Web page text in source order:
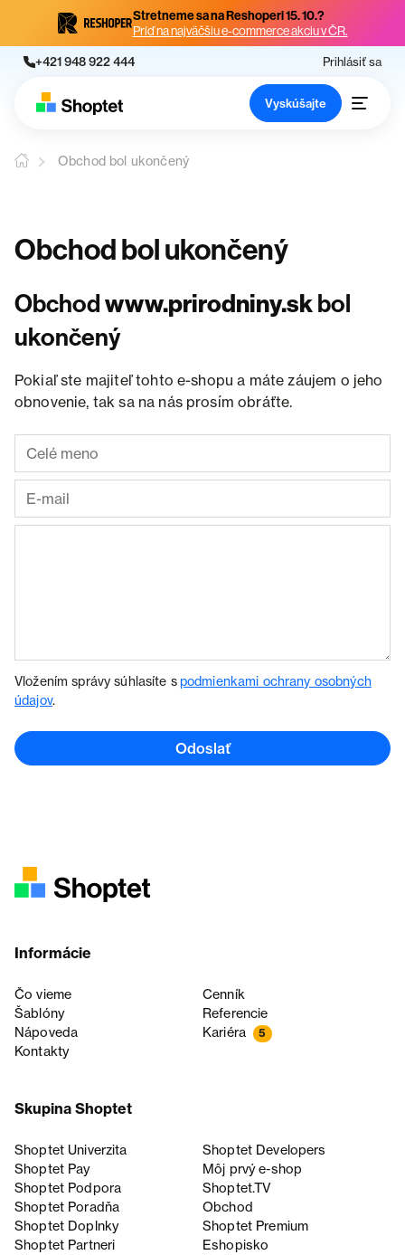
Stretneme sa na Reshoperi 15. 10.?
Príď na najväčšiu e-commerce akciu v ČR.
+421 948 922 444 Prihlásiť sa
Vyskúšajte
Obchod bol ukončený
Obchod bol ukončený
Obchodwww.prirodniny.skbol
ukončený
Pokiaľ ste majiteľ tohto e-shopu a máte záujem o jeho
obnovenie, tak sa na nás prosím obráťte.
Vložením správy súhlasíte spodmienkami ochrany osobných
údajov.
Odoslať
Informácie
Čo vieme
Cenník
Šablóny
Referencie
Nápoveda
Kariéra 5
Kontakty
Skupina Shoptet
Shoptet Univerzita
Shoptet Developers
Shoptet Pay
Môj prvý e-shop
Shoptet Podpora
Shoptet.TV
Shoptet Poradňa
Obchod
Shoptet Doplnky
Shoptet Premium
Shoptet Partneri
Eshopisko